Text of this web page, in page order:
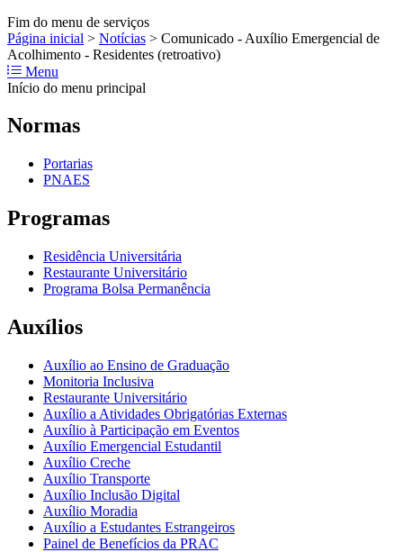
Fim do menu de serviços
Página inicial > Notícias > Comunicado - Auxílio Emergencial de
Acolhimento - Residentes (retroativo)
Menu
Início do menu principal
Normas
Portarias
PNAES
Programas
Residência Universitária
Restaurante Universitário
Programa Bolsa Permanência
Auxílios
Auxílio ao Ensino de Graduação
Monitoria Inclusiva
Restaurante Universitário
Auxílio a Atividades Obrigatórias Externas
Auxílio à Participação em Eventos
Auxílio Emergencial Estudantil
Auxílio Creche
Auxílio Transporte
Auxílio Inclusão Digital
Auxílio Moradia
Auxílio a Estudantes Estrangeiros
Painel de Benefícios da PRAC